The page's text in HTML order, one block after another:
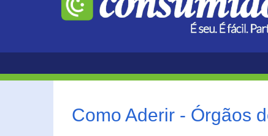
Como Aderir - Órgãos